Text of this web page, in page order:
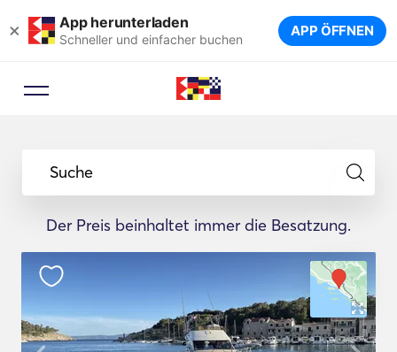
× App herunterladen
Schneller und einfacher buchen APP ÖFFNEN
Suche
Der Preis beinhaltet immer die Besatzung.